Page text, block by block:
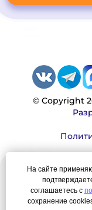
© Copyright
Мы —
На сайте
соглашаетесь с
сохранение